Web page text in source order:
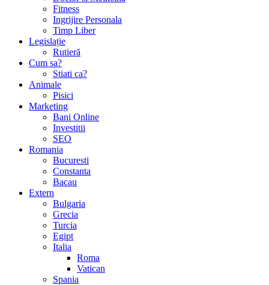
Fitness
Ingrijire Personala
Timp Liber
Legislație
Rutieră
Cum sa?
Stiati ca?
Animale
Pisici
Marketing
Bani Online
Investitii
SEO
Romania
Bucuresti
Constanta
Bacau
Extern
Bulgaria
Grecia
Turcia
Egipt
Italia
Roma
Vatican
Spania